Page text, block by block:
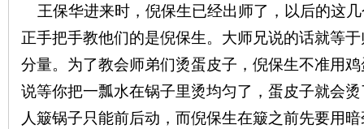
王保华进来时，倪保生已经出师了，以后的这
正手把手教他们的是倪保生。大师兄说的话就等
分量。为了教会师弟们烫蛋皮子，倪保生不准用
说等你把一瓢水在锅子里烫均匀了，蛋皮子就会
人簸锅子只能前后动，而倪保生在簸之前先要用